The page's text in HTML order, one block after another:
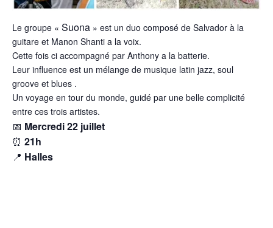
Le groupe « Suona » est un duo composé de Salvador à la
guitare et Manon Shanti a la voix.
Cette fois ci accompagné par Anthony a la batterie.
Leur influence est un mélange de musique latin jazz, soul
groove et blues .
Un voyage en tour du monde, guidé par une belle complicité
entre ces trois artistes.
📅 Mercredi 22 juillet
⏰ 21h
📍 Halles